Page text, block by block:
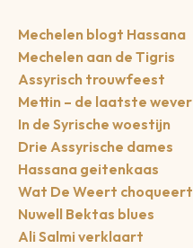
Mechelen blogt Hassana
Mechelen aan de Tigris
Assyrisch trouwfeest
Mettin – de laatste wever
In de Syrische woestijn
Drie Assyrische dames
Hassana geitenkaas
Wat De Weert choqueert
Nuwell Bektas blues
Ali Salmi verklaart